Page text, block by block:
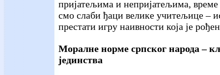
пријатељима и непријатељима, време
смо слаби ђаци велике учитељице –
престати игру наивности која је
Моралне норме српског народа –
јединства